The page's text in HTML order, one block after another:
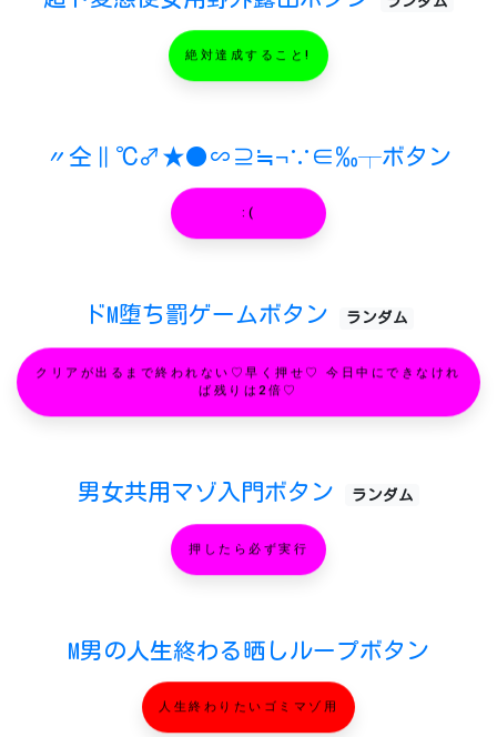
絶対達成すること!
〃仝∥℃♂★●∽⊇≒¬∵∈‰┬ボタン
:(
ドM堕ち罰ゲームボタン ランダム
クリアが出るまで終われない♡早く押せ♡ 今日中にできなけれ
ば残りは2倍♡
男女共用マゾ入門ボタン ランダム
押したら必ず実行
M男の人生終わる晒しループボタン
人生終わりたいゴミマゾ用